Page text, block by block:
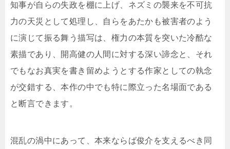
知事が自らの失政を棚に上げ、ネズミの襲来を不可抗
力の天災として処理し、自らをあたかも被害者のよう
に演じて振る舞う描写は、権力の本質を突いた冷酷な
素描であり、開高健の人間に対する深い諦念と、それ
でもなお真実を書き留めようとする作家としての執念
が交錯する、本作の中でも特に際立った名場面である
と断言できます。
混乱の渦中にあって、本来ならば俊介を支えるべき同